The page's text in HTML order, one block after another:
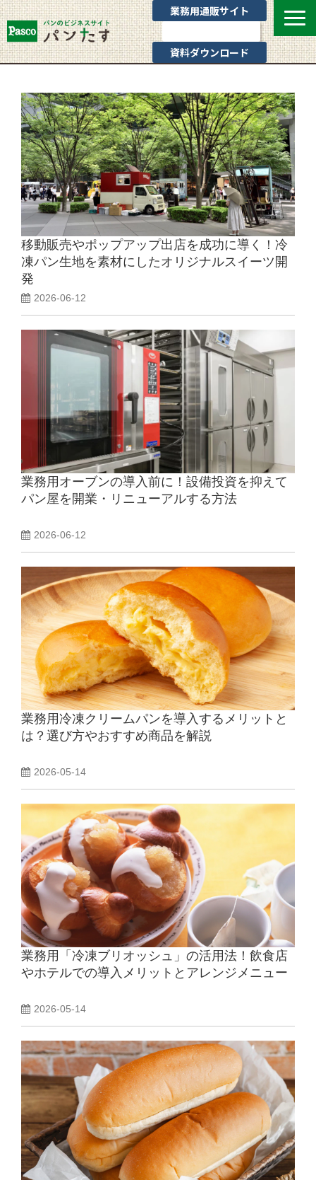
業務用通販サイト
資料ダウンロード
業態別提案
カテゴリ一覧
お役立ちブログ
Pascoのサポート
通販サイトのご案内
よくあるご質問
移動販売やポップアップ出店を成功に導く！冷
凍パン生地を素材にしたオリジナルスイーツ開
発
2026-06-12
業務用オーブンの導入前に！設備投資を抑えて
パン屋を開業・リニューアルする方法
2026-06-12
業務用冷凍クリームパンを導入するメリットと
は？選び方やおすすめ商品を解説
2026-05-14
業務用「冷凍ブリオッシュ」の活用法！飲食店
やホテルでの導入メリットとアレンジメニュー
2026-05-14